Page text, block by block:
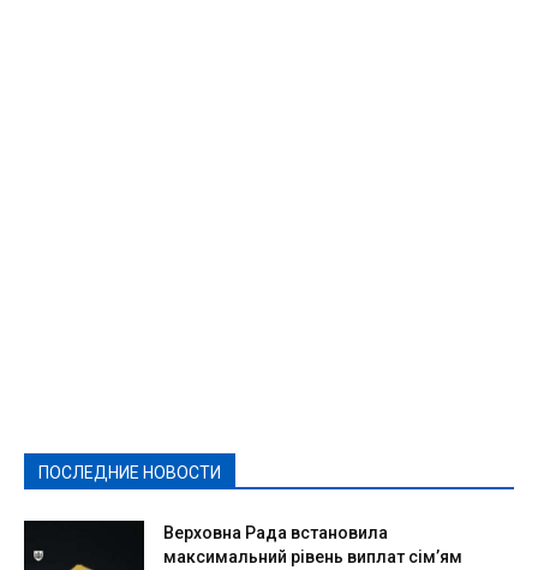
ПОСЛЕДНИЕ НОВОСТИ
Верховна Рада встановила
максимальний рівень виплат сім’ям